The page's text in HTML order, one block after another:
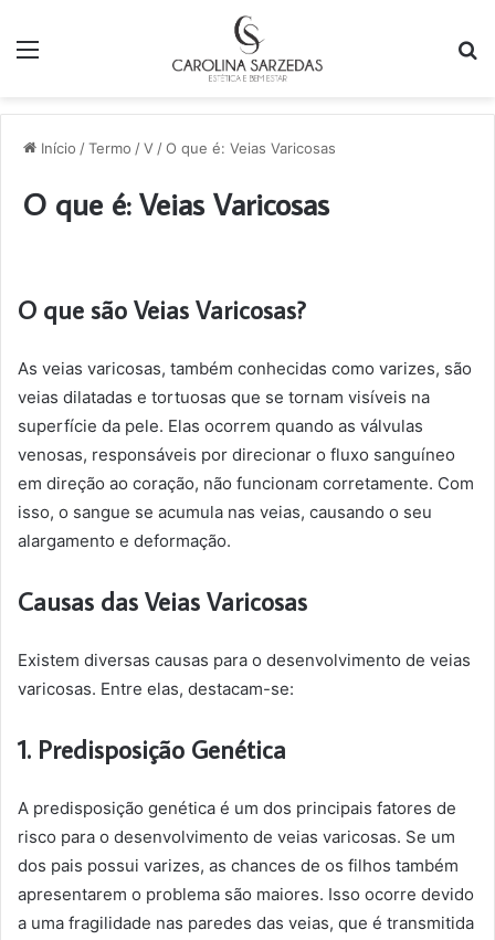
Início /Termo /V /O que é: Veias Varicosas
O que é: Veias Varicosas
O que são Veias Varicosas?
As veias varicosas, também conhecidas como varizes, são
veias dilatadas e tortuosas que se tornam visíveis na
superfície da pele. Elas ocorrem quando as válvulas
venosas, responsáveis por direcionar o fluxo sanguíneo
em direção ao coração, não funcionam corretamente. Com
isso, o sangue se acumula nas veias, causando o seu
alargamento e deformação.
Causas das Veias Varicosas
Existem diversas causas para o desenvolvimento de veias
varicosas. Entre elas, destacam-se:
1. Predisposição Genética
A predisposição genética é um dos principais fatores de
risco para o desenvolvimento de veias varicosas. Se um
dos pais possui varizes, as chances de os filhos também
apresentarem o problema são maiores. Isso ocorre devido
a uma fragilidade nas paredes das veias, que é transmitida